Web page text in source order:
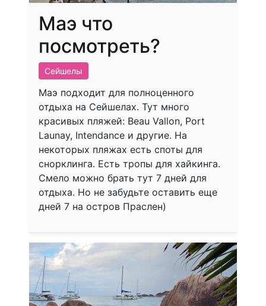
Маэ что
посмотреть?
Сейшелы
Маэ подходит для полноценного
отдыха на Сейшелах. Тут много
красивых пляжей: Beau Vallon, Port
Launay, Intendance и другие. На
некоторых пляжах есть споты для
снорклинга. Есть тропы для хайкинга.
Смело можно брать тут 7 дней для
отдыха. Но не забудьте оставить еще
дней 7 на остров Праслен)